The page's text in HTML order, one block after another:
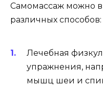
Самомассаж можно
различных способов:
Лечебная
упражнения,
мышц шеи и